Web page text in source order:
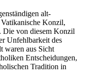
alt-
Konzil,
Die von diesem Konzil
Unfehlbarkeit des
waren aus Sicht
Entscheidungen,
Tradition in